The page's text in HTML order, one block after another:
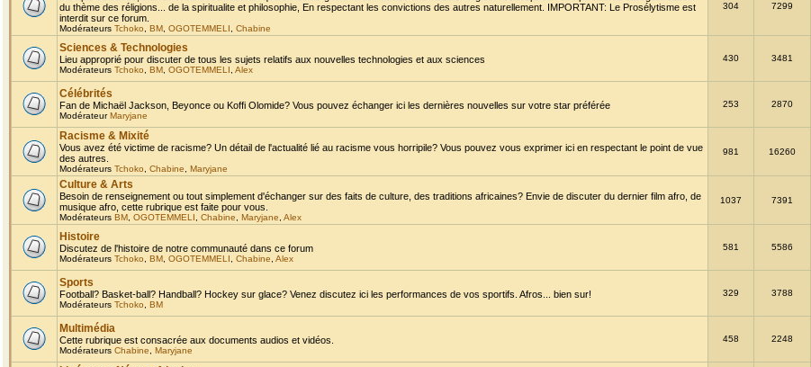
du thème des réligions... de la spiritualite et philosophie, En respectant les convictions des autres naturellement. IMPORTANT: Le Prosélytisme est
interdit sur ce forum.
Modérateurs Tchoko BM OGOTEMMELI Chabine
304 7299
Sciences & Technologies
Lieu approprié pour discuter de tous les sujets relatifs aux nouvelles technologies et aux sciences
Modérateurs Tchoko BM OGOTEMMELI Alex
430 3481
Célébrités
Fan de Michaël Jackson, Beyonce ou Koffi Olomide? Vous pouvez échanger ici les dernières nouvelles sur votre star préférée
ModérateurMaryjane
253 2870
Racisme & Mixité
Vous avez été victime de racisme? Un détail de l'actualité lié au racisme vous horripile? Vous pouvez vous exprimer ici en respectant le point de vue
des autres.
Modérateurs Tchoko Chabine Maryjane
981 16260
Culture & Arts
Besoin de renseignement ou tout simplement d'échanger sur des faits de culture, des traditions africaines? Envie de discuter du dernier film afro, de
musique afro, cette rubrique est faite pour vous.
Modérateurs BM OGOTEMMELI Chabine Maryjane Alex
1037 7391
Histoire
Discutez de l'histoire de notre communauté dans ce forum
Modérateurs Tchoko BM OGOTEMMELI Chabine Alex
581 5586
Sports
Football? Basket-ball? Handball? Hockey sur glace? Venez discutez ici les performances de vos sportifs. Afros... bien sur!
Modérateurs Tchoko BM
329 3788
Multimédia
Cette rubrique est consacrée aux documents audios et vidéos.
Modérateurs Chabine Maryjane
458 2248